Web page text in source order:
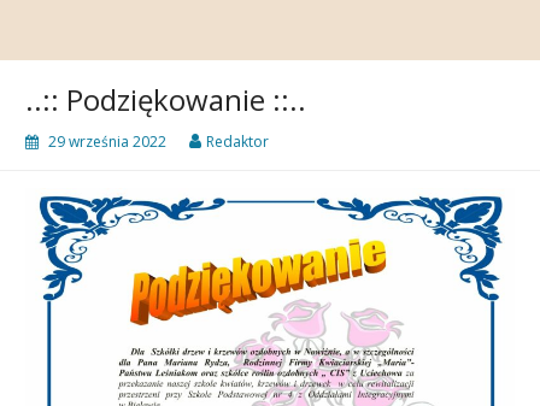
..:: Podziękowanie ::..
29 września 2022 Redaktor